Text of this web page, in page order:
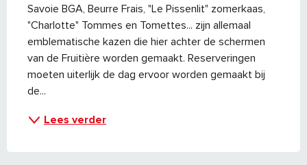
Savoie BGA, Beurre Frais, "Le Pissenlit" zomerkaas,
"Charlotte" Tommes en Tomettes... zijn allemaal
emblematische kazen die hier achter de schermen
van de Fruitière worden gemaakt. Reserveringen
moeten uiterlijk de dag ervoor worden gemaakt bij
de...
Lees verder